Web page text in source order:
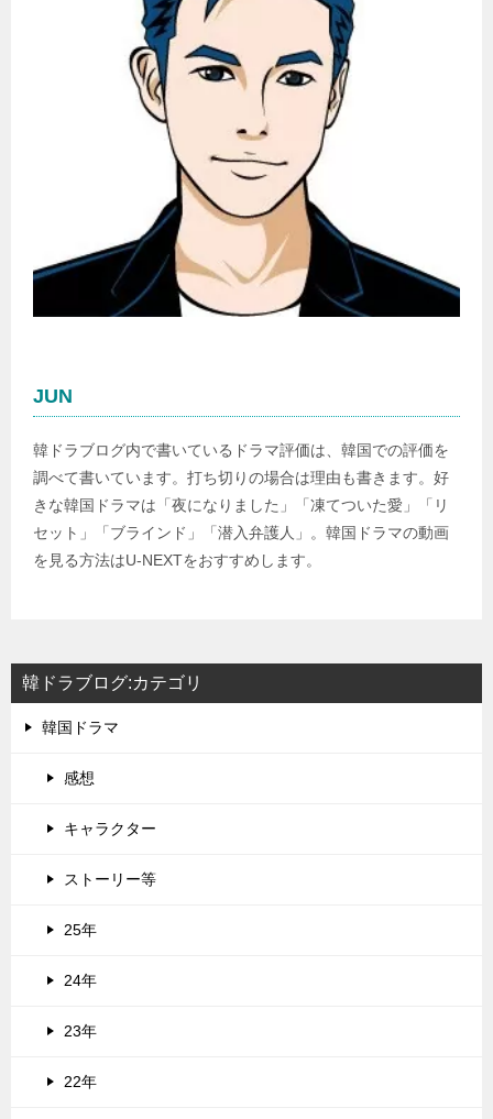
JUN
韓ドラブログ内で書いているドラマ評価は、韓国での評価を
調べて書いています。打ち切りの場合は理由も書きます。好
きな韓国ドラマは「夜になりました」「凍てついた愛」「リ
セット」「ブラインド」「潜入弁護人」。韓国ドラマの動画
を見る方法はU-NEXTをおすすめします。
韓ドラブログ:カテゴリ
韓国ドラマ
感想
キャラクター
ストーリー等
25年
24年
23年
22年